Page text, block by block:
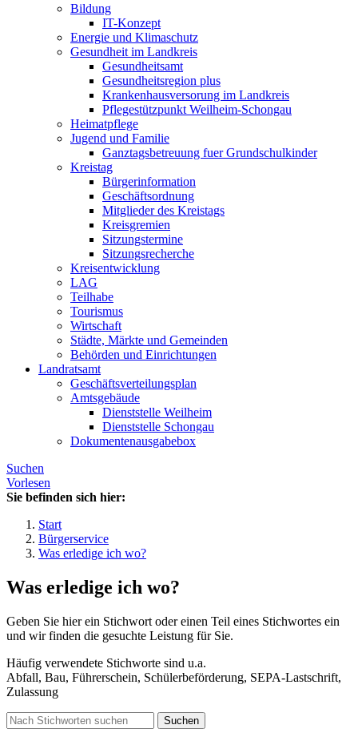
Bildung
IT-Konzept
Energie und Klimaschutz
Gesundheit im Landkreis
Gesundheitsamt
Gesundheitsregion plus
Krankenhausversorung im Landkreis
Pflegestützpunkt Weilheim-Schongau
Heimatpflege
Jugend und Familie
Ganztagsbetreuung fuer Grundschulkinder
Kreistag
Bürgerinformation
Geschäftsordnung
Mitglieder des Kreistags
Kreisgremien
Sitzungstermine
Sitzungsrecherche
Kreisentwicklung
LAG
Teilhabe
Tourismus
Wirtschaft
Städte, Märkte und Gemeinden
Behörden und Einrichtungen
Landratsamt
Geschäftsverteilungsplan
Amtsgebäude
Dienststelle Weilheim
Dienststelle Schongau
Dokumentenausgabebox
Suchen
Vorlesen
Sie befinden sich hier:
Start
Bürgerservice
Was erledige ich wo?
Was erledige ich wo?
Geben Sie hier ein Stichwort oder einen Teil eines Stichwortes ein
und wir finden die gesuchte Leistung für Sie.
Häufig verwendete Stichworte sind u.a.
Abfall, Bau, Führerschein, Schülerbeförderung, SEPA-Lastschrift,
Zulassung
Suchen